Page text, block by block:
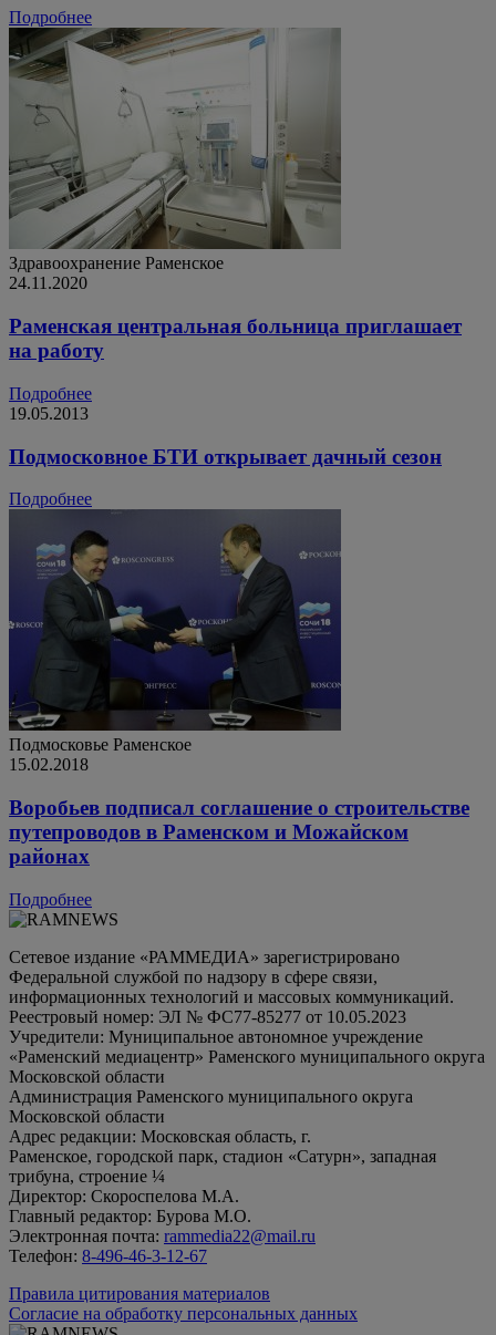
Подробнее
Здравоохранение Раменское
24.11.2020
Раменская центральная больница приглашает
на работу
Подробнее
19.05.2013
Подмосковное БТИ открывает дачный сезон
Подробнее
Подмосковье Раменское
15.02.2018
Воробьев подписал соглашение о строительстве
путепроводов в Раменском и Можайском
районах
Подробнее
Сетевое издание «РАММЕДИА» зарегистрировано
Федеральной службой по надзору в сфере связи,
информационных технологий и массовых коммуникаций.
Реестровый номер: ЭЛ № ФС77-85277 от 10.05.2023
Учредители: Муниципальное автономное учреждение
«Раменский медиацентр» Раменского муниципального округа
Московской области
Администрация Раменского муниципального округа
Московской области
Адрес редакции: Московская область, г.
Раменское, городской парк, стадион «Сатурн», западная
трибуна, строение ¼
Директор: Скороспелова М.А.
Главный редактор: Бурова М.О.
Электронная почта: rammedia22@mail.ru
Телефон: 8-496-46-3-12-67
Правила цитирования материалов
Согласие на обработку персональных данных